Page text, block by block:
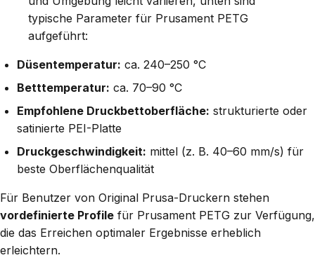
typische Parameter für Prusament PETG
aufgeführt:
Düsentemperatur: ca. 240–250 °C
Betttemperatur: ca. 70–90 °C
Empfohlene Druckbettoberfläche: strukturierte oder
satinierte PEI-Platte
Druckgeschwindigkeit: mittel (z. B. 40–60 mm/s) für
beste Oberflächenqualität
Für Benutzer von Original Prusa-Druckern stehen
vordefinierte Profile für Prusament PETG zur Verfügung,
die das Erreichen optimaler Ergebnisse erheblich
erleichtern.